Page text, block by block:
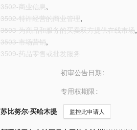
3502-商业信息,
3502-特许经营的商业管理,
3503-为商品和服务的买卖双方提供在线市场,
3503-市场营销,
3509-药品零售或批发服务
初审公告日期
专用权期限
苏比努尔·买哈木提 监控此申请人